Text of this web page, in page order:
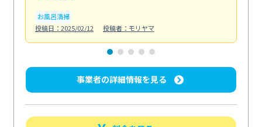
お風呂清掃
投稿日：2025/02/12
投稿者：モリヤマ
事業者の詳細情報を見る